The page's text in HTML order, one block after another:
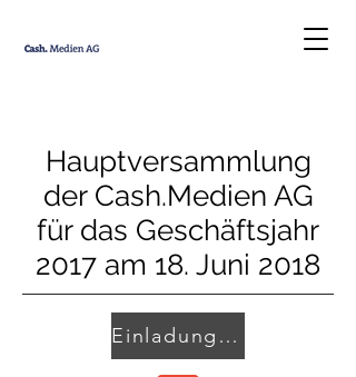
Hauptversammlung
der Cash.Medien AG
für das Geschäftsjahr
2017 am 18. Juni 2018
Einladung und Tagesordnung